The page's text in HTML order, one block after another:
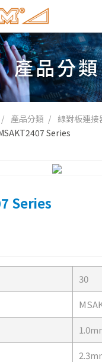
產品分類
產品分類
線對板連接
Series
Series
30